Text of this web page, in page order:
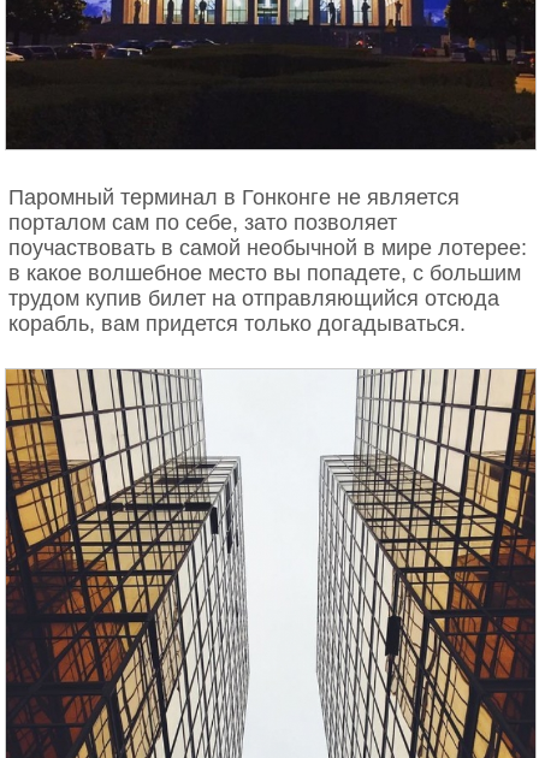
Паромный терминал в Гонконге не является
порталом сам по себе, зато позволяет
поучаствовать в самой необычной в мире лотерее:
в какое волшебное место вы попадете, с большим
трудом купив билет на отправляющийся отсюда
корабль, вам придется только догадываться.